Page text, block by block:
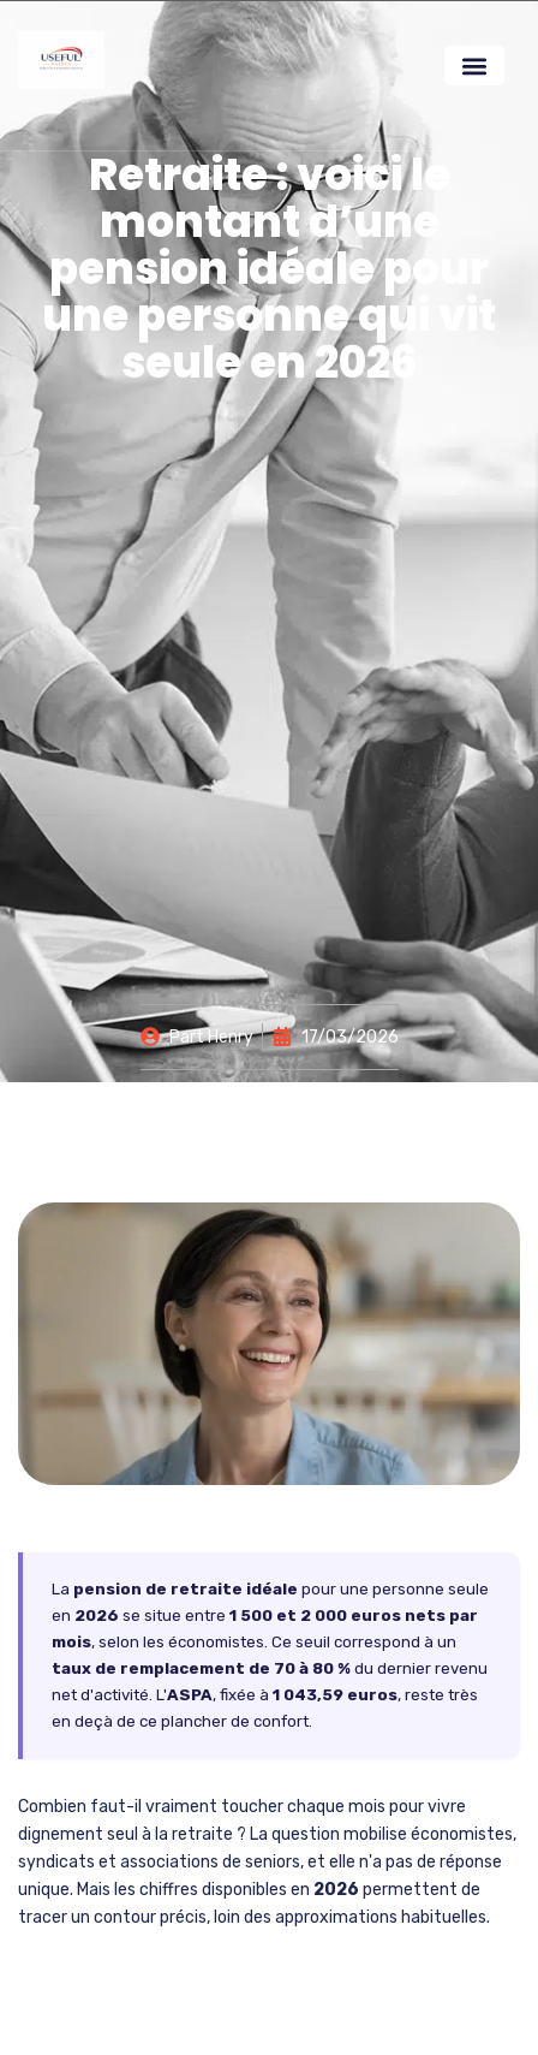
Retraite : voici le
montant d’une
pension idéale pour
une personne qui vit
seule en 2026
PartHenry 17/03/2026
La pension de retraite idéale pour une personne seule
en 2026 se situe entre 1 500 et 2 000 euros nets par
mois, selon les économistes. Ce seuil correspond à un
taux de remplacement de 70 à 80 % du dernier revenu
net d'activité. L'ASPA, fixée à 1 043,59 euros, reste très
en deçà de ce plancher de confort.
Combien faut-il vraiment toucher chaque mois pour vivre
dignement seul à la retraite ? La question mobilise économistes,
syndicats et associations de seniors, et elle n'a pas de réponse
unique. Mais les chiffres disponibles en 2026 permettent de
tracer un contour précis, loin des approximations habituelles.